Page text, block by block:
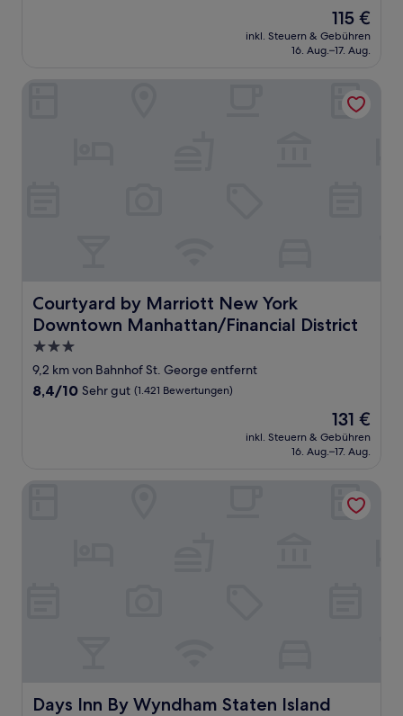
Der
Preis
beträgt
115 €
inkl. Steuern & Gebühren
16. Aug.–17. Aug.
Courtyard by Marriott New York
Downtown Manhattan/Financial District
Courtyard by Marriott New York Downtown Manhattan/
3.0-
Sterne-
Unterkunft
9,2 km von Bahnhof St. George entfernt
8.4
Bewertungen)
8,4/10 Sehr gut (1.421 Bewertungen)
Der
Preis
beträgt
131 €
inkl. Steuern & Gebühren
16. Aug.–17. Aug.
Courtyard by Marriott New York Downtown Manhattan/
Days Inn By Wyndham Staten Island
Days Inn By Wyndham Staten Island